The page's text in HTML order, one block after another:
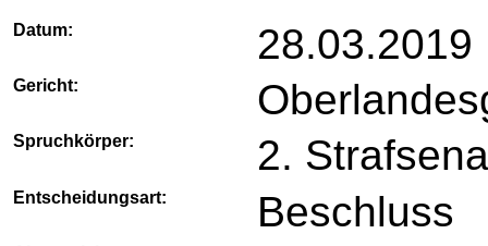
Datum: 28.03.2019
Gericht:
Spruchkörper: 2.
Entscheidungsart: Beschluss